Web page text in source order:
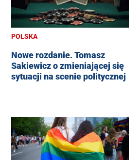
POLSKA
Nowe rozdanie. Tomasz
Sakiewicz o zmieniającej się
sytuacji na scenie politycznej